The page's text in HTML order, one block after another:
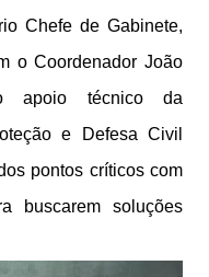
Chefe de Gabinete,
o Coordenador João
apoio técnico da
e Defesa Civil
pontos críticos com
buscarem soluções